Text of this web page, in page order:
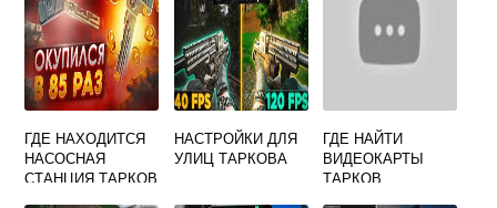
ГДЕ НАХОДИТСЯ
НАСОСНАЯ
СТАНЦИЯ ТАРКОВ
НАСТРОЙКИ ДЛЯ
УЛИЦ ТАРКОВА
ГДЕ НАЙТИ
ВИДЕОКАРТЫ
ТАРКОВ